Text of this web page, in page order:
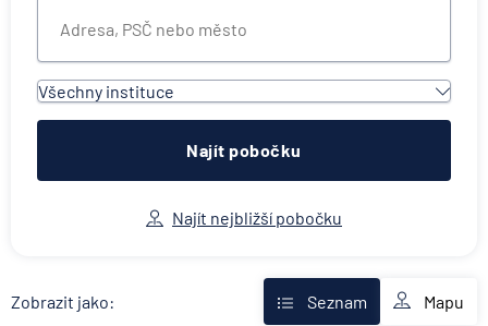
Všechny instituce
Všechny instituce
ACE European Group Ltd
Allianz penzijní společnost
Allianz pojišťovna
AXA Assistance
Najít pobočku
Najít nejbližší pobočku
Zobrazit jako: Seznam Mapu